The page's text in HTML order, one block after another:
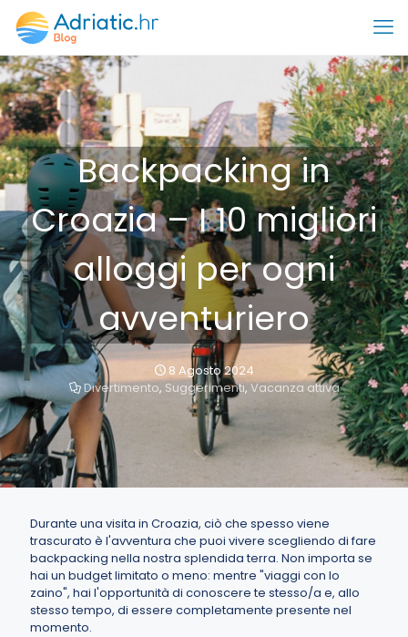
Backpacking in
Croazia – I 10 migliori
alloggi per ogni
avventuriero
8 Agosto 2024
Divertimento, Suggerimenti,Vacanza attiva
Durante una visita in Croazia, ciò che spesso viene
trascurato è l'avventura che puoi vivere scegliendo di fare
backpacking nella nostra splendida terra. Non importa se
hai un budget limitato o meno: mentre "viaggi con lo
zaino", hai l'opportunità di conoscere te stesso/a e, allo
stesso tempo, di essere completamente presente nel
momento.